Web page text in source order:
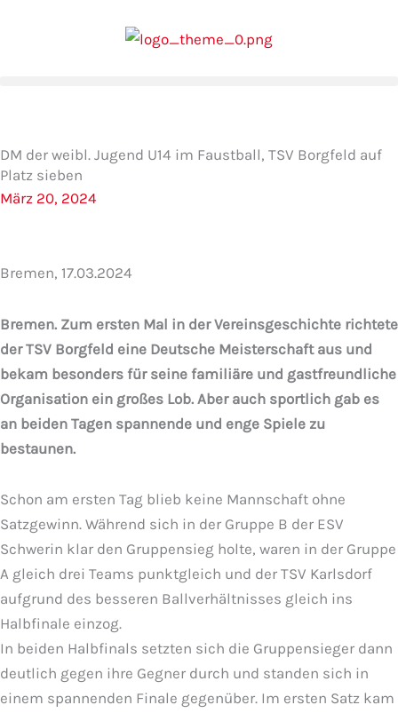
DM der weibl. Jugend U14 im Faustball, TSV Borgfeld auf
Platz sieben
März 20, 2024
Bremen, 17.03.2024
Bremen. Zum ersten Mal in der Vereinsgeschichte richtete
der TSV Borgfeld eine Deutsche Meisterschaft aus und
bekam besonders für seine familiäre und gastfreundliche
Organisation ein großes Lob. Aber auch sportlich gab es
an beiden Tagen spannende und enge Spiele zu
bestaunen.
Schon am ersten Tag blieb keine Mannschaft ohne
Satzgewinn. Während sich in der Gruppe B der ESV
Schwerin klar den Gruppensieg holte, waren in der Gruppe
A gleich drei Teams punktgleich und der TSV Karlsdorf
aufgrund des besseren Ballverhältnisses gleich ins
Halbfinale einzog.
In beiden Halbfinals setzten sich die Gruppensieger dann
deutlich gegen ihre Gegner durch und standen sich in
einem spannenden Finale gegenüber. Im ersten Satz kam